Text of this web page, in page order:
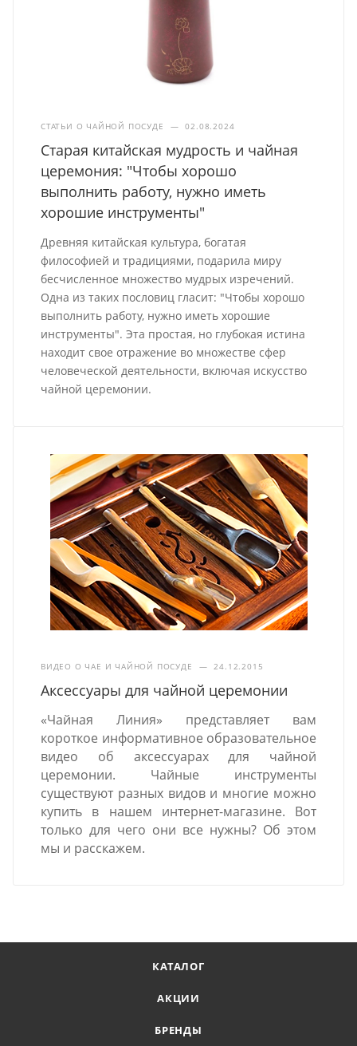
СТАТЬИ О ЧАЙНОЙ ПОСУДЕ — 02.08.2024
Старая китайская мудрость и чайная
церемония: "Чтобы хорошо
выполнить работу, нужно иметь
хорошие инструменты"
Древняя китайская культура, богатая
философией и традициями, подарила миру
бесчисленное множество мудрых изречений.
Одна из таких пословиц гласит: "Чтобы хорошо
выполнить работу, нужно иметь хорошие
инструменты". Эта простая, но глубокая истина
находит свое отражение во множестве сфер
человеческой деятельности, включая искусство
чайной церемонии.
ВИДЕО О ЧАЕ И ЧАЙНОЙ ПОСУДЕ — 24.12.2015
Аксессуары для чайной церемонии
«Чайная Линия» представляет вам
короткое информативное образовательное
видео об аксессуарах для чайной
церемонии. Чайные инструменты
существуют разных видов и многие можно
купить в нашем интернет-магазине. Вот
только для чего они все нужны? Об этом
мы и расскажем.
КАТАЛОГ
АКЦИИ
БРЕНДЫ